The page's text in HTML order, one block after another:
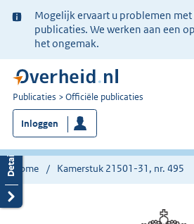
Ter
informatie:
Mogelijk ervaart u problemen
publicaties. We werken aan een
het ongemak.
U
bent
nu
hier:
Publicaties Officiële publicaties
Inloggen
Home Kamerstuk 21501-31, nr. 495